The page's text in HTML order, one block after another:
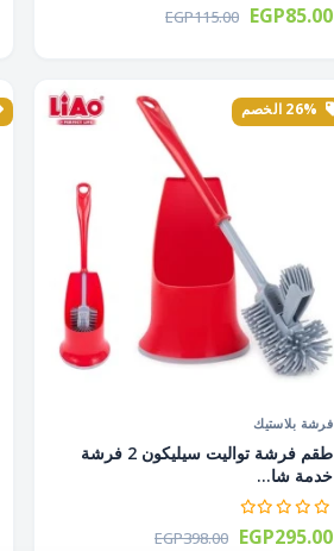
EGP115.00 EGP85.00
فرشة بلاستيك
طقم فرشة تواليت سيليكون 2 فرشة
خدمة شا...
EGP398.00 EGP295.00